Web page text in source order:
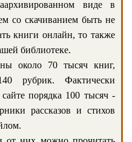
виде в
со скачиванием быть не
книги онлайн, то также
библиотеке.
около 70 тысяч книг,
рубрик. Фактически
порядка 100 тысяч -
рассказов и стихов